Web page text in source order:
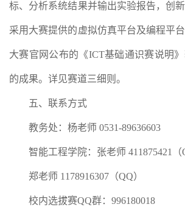
标、分析系统结果并输出实验报告，创
采用大赛提供的虚拟仿真平台及编程平
大赛官网公布的《ICT基础通识赛说明
的成果。详见赛道三细则。
五、联系方式
教务处：杨老师 0531-89636603
智能工程学院：张老师 411875421（
郑老师 1178916307（QQ）
校内选拔赛QQ群：996180018